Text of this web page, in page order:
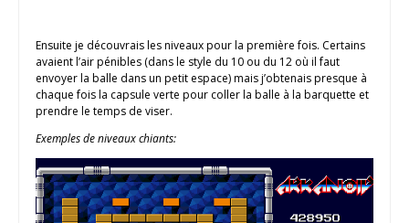
Ensuite je découvrais les niveaux pour la première fois. Certains
avaient l’air pénibles (dans le style du 10 ou du 12 où il faut
envoyer la balle dans un petit espace) mais j’obtenais presque à
chaque fois la capsule verte pour coller la balle à la barquette et
prendre le temps de viser.
Exemples de niveaux chiants: